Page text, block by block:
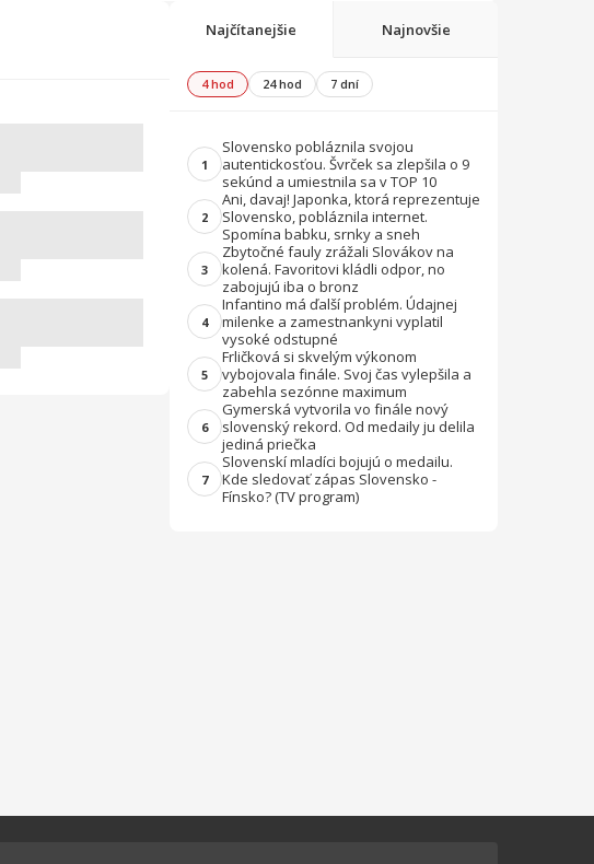
Najčítanejšie Najnovšie
4 hod 24 hod 7 dní
1
Slovensko pobláznila svojou
autentickosťou. Švrček sa zlepšila o 9
sekúnd a umiestnila sa v TOP 10
2
Ani, davaj! Japonka, ktorá reprezentuje
Slovensko, pobláznila internet.
Spomína babku, srnky a sneh
3
Zbytočné fauly zrážali Slovákov na
kolená. Favoritovi kládli odpor, no
zabojujú iba o bronz
4
Infantino má ďalší problém. Údajnej
milenke a zamestnankyni vyplatil
vysoké odstupné
5
Frličková si skvelým výkonom
vybojovala finále. Svoj čas vylepšila a
zabehla sezónne maximum
6
Gymerská vytvorila vo finále nový
slovenský rekord. Od medaily ju delila
jediná priečka
7
Slovenskí mladíci bojujú o medailu.
Kde sledovať zápas Slovensko -
Fínsko? (TV program)